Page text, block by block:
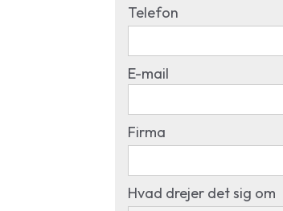
Telefon
E-mail
Firma
Hvad drejer det sig om